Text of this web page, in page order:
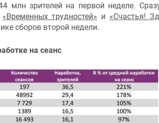
млн зрителей на первой неделе.
«Временных трудностей» и «Счастья!
сборов второй недели.
на сеанс